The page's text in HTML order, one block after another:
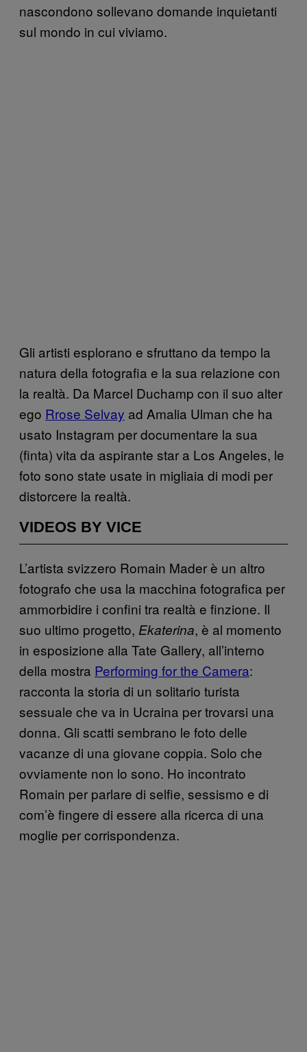
nascondono sollevano domande inquietanti
sul mondo in cui viviamo.
Gli artisti esplorano e sfruttano da tempo la
natura della fotografia e la sua relazione con
la realtà. Da Marcel Duchamp con il suo alter
ego Rrose Selvay ad Amalia Ulman che ha
usato Instagram per documentare la sua
(finta) vita da aspirante star a Los Angeles, le
foto sono state usate in migliaia di modi per
distorcere la realtà.
VIDEOS BY VICE
L’artista svizzero Romain Mader è un altro
fotografo che usa la macchina fotografica per
ammorbidire i confini tra realtà e finzione. Il
suo ultimo progetto, Ekaterina, è al momento
in esposizione alla Tate Gallery, all’interno
della mostra Performing for the Camera:
racconta la storia di un solitario turista
sessuale che va in Ucraina per trovarsi una
donna. Gli scatti sembrano le foto delle
vacanze di una giovane coppia. Solo che
ovviamente non lo sono. Ho incontrato
Romain per parlare di selfie, sessismo e di
com’è fingere di essere alla ricerca di una
moglie per corrispondenza.